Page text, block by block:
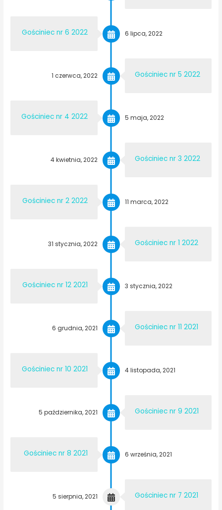
Gościniec nr 6 2022 6 lipca, 2022
Gościniec nr 5 2022
1 czerwca, 2022
Gościniec nr 4 2022 5 maja, 2022
Gościniec nr 3 2022
4 kwietnia, 2022
Gościniec nr 2 2022 11 marca, 2022
Gościniec nr 1 2022
31 stycznia, 2022
Gościniec nr 12 2021 3 stycznia, 2022
Gościniec nr 11 2021
6 grudnia, 2021
Gościniec nr 10 2021 4 listopada, 2021
Gościniec nr 9 2021
5 października, 2021
Gościniec nr 8 2021 6 września, 2021
Gościniec nr 7 2021
5 sierpnia, 2021